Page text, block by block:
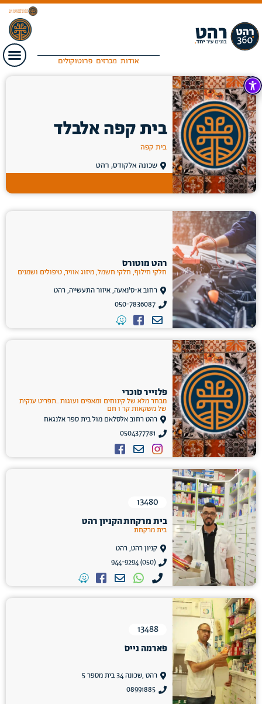
אודות מכרזים פרוטוקולים
בית קפה אלבלד
בית קפה
שכונה אלקודס, רהט
רהט מוטורס
חלקי חילוף, חלקי חשמל, מיזוג אוויר, טיפולים ושמנים
רחוב א-ס'נאעה, איזור התעשייה, רהט
050-7836087
פלזייר סוכרי
‏מבחר מלא של קינוחים ומאפים ועוגות ..‏תפריט ענקית
של משקאות קר ו חם
רהט רחוב אלסלאם מול בית ספר אלנגאח
0504377781
13480
בית מרקחת הקניון רהט
בית מרקחת
קניון רהט, רהט
(050) 944-9294
13488
פארמה נייס
רהט ,שכונה 34 בית מספר 5
08991885